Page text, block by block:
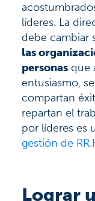
líderes. La
debe cambiar
las
personas que
entusiasmo,
compartan
repartan el
por líderes es
gestión de
Lograr